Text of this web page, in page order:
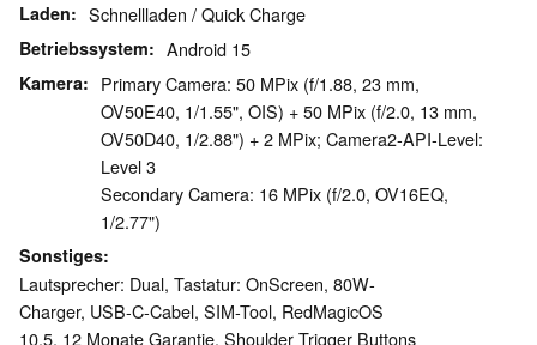
Laden Schnellladen / Quick Charge
Betriebssystem Android 15
Kamera
Primary Camera: 50 MPix (f/1.88, 23 mm,
OV50E40, 1/1.55", OIS) + 50 MPix (f/2.0, 13 mm,
OV50D40, 1/2.88") + 2 MPix; Camera2-API-Level:
Level 3
Secondary Camera: 16 MPix (f/2.0, OV16EQ,
1/2.77")
Sonstiges
Lautsprecher: Dual, Tastatur: OnScreen, 80W-
Charger, USB-C-Cabel, SIM-Tool, RedMagicOS
10.5, 12 Monate Garantie, Shoulder Trigger Buttons